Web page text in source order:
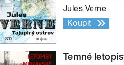
Jules Verne
Koupit
Temné